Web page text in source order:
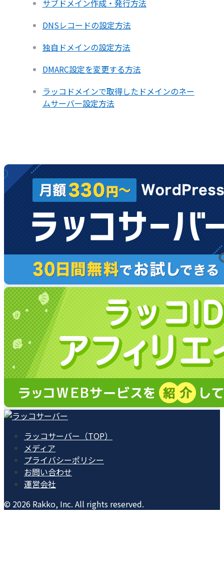
サブドメイン作成・発行方法
DNSレコードの設定方法
独自ドメインの設定方法
DMARC設定を変更する方法
ラッコドメインで取得したドメインのネー
ムサーバー設定方法
ラッコサーバー（TOP）
メディア
プライバシーポリシー
お問い合わせ
運営会社
© 2026 Rakko, Inc. All rights reserved.